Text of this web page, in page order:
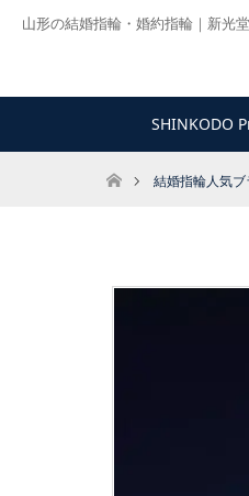
山形の結婚指輪・婚約指輪｜新光
SHINKODO
ホーム結婚指輪人気ブ